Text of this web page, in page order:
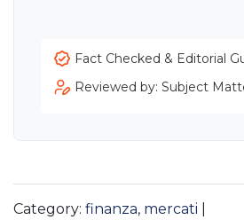
Fact Checked & Editorial
Reviewed by: Subject
Category: finanza, mercati